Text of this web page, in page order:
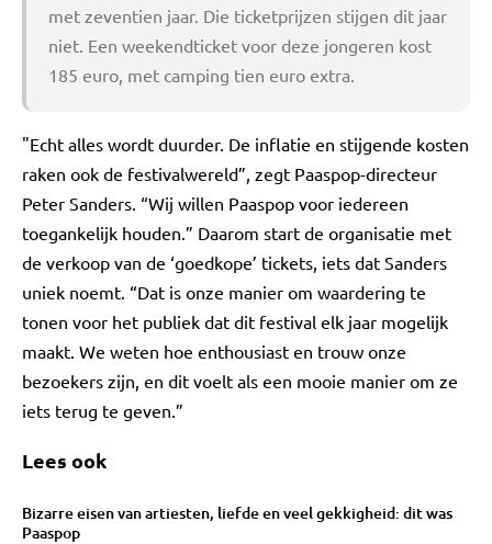
met zeventien jaar. Die ticketprijzen stijgen dit jaar
niet. Een weekendticket voor deze jongeren kost
185 euro, met camping tien euro extra.
"Echt alles wordt duurder. De inflatie en stijgende kosten
raken ook de festivalwereld”, zegt Paaspop-directeur
Peter Sanders. “Wij willen Paaspop voor iedereen
toegankelijk houden.” Daarom start de organisatie met
de verkoop van de ‘goedkope’ tickets, iets dat Sanders
uniek noemt. “Dat is onze manier om waardering te
tonen voor het publiek dat dit festival elk jaar mogelijk
maakt. We weten hoe enthousiast en trouw onze
bezoekers zijn, en dit voelt als een mooie manier om ze
iets terug te geven.”
Lees ook
Bizarre eisen van artiesten, liefde en veel gekkigheid: dit was
Paaspop